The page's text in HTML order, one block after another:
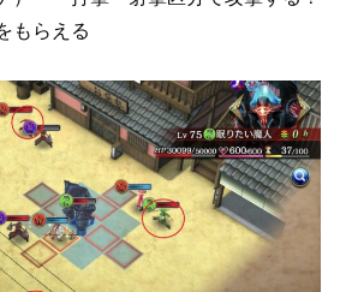
もらえる